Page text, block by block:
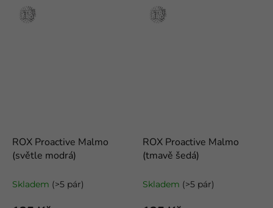
Stříbro
ROX Proactive Malmo
(světle modrá)
Skladem (>5 pár)
Stříbro
ROX Proactive Malmo
(tmavě šedá)
Skladem (>5 pár)